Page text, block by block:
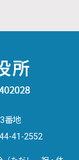
番地
41-2552